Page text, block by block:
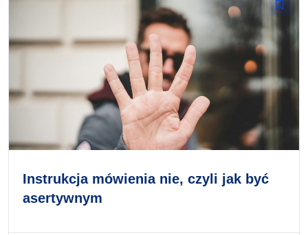
Instrukcja mówienia nie, czyli jak być
asertywnym